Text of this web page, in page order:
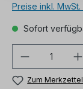
Preise inkl.
Sofort
Zum